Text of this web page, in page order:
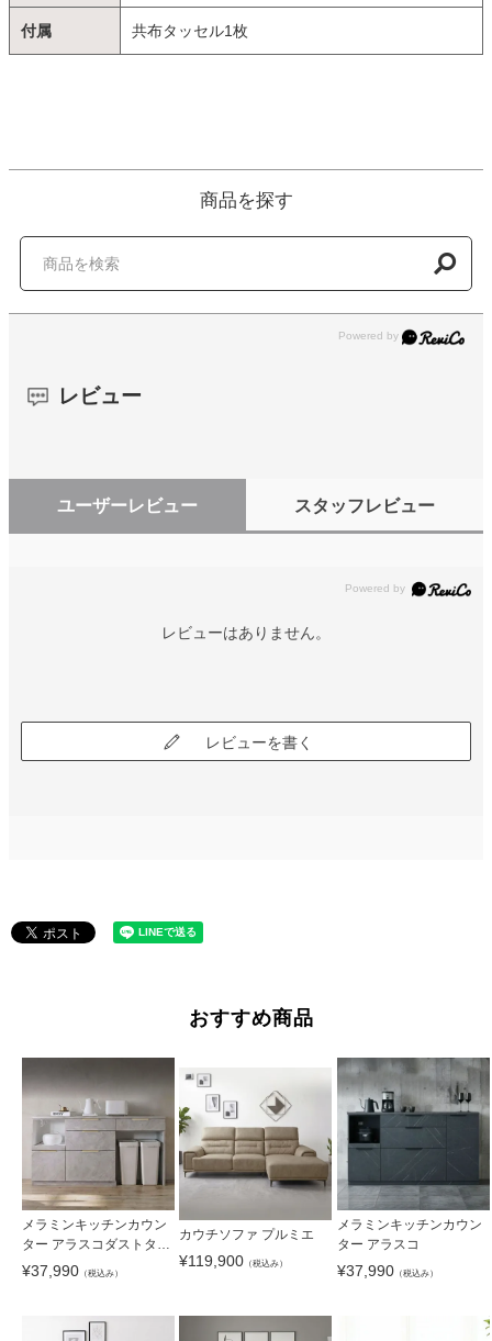
付属 共布タッセル1枚
商品を探す
レビュー
ユーザーレビュー スタッフレビュー
レビューはありません。
レビューを書く
おすすめ商品
メラミンキッチンカウン
ター アラスコダストタイ
プ
¥37,990 （税込み）
カウチソファ プルミエ
¥119,900 （税込み）
メラミンキッチンカウン
ター アラスコ
¥37,990（税込み）